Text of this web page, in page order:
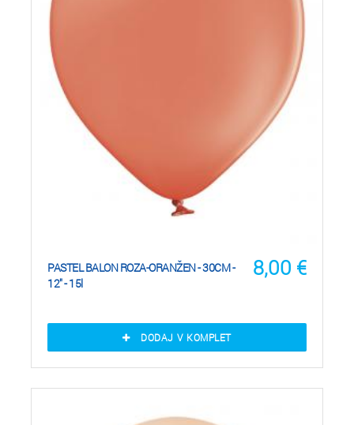
8,00 €
PASTEL BALON ROZA-ORANŽEN - 30CM -
12" - 15l
DODAJ V KOMPLET